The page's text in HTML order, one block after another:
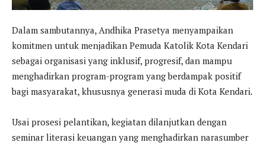
Dalam sambutannya, Andhika Prasetya menyampaikan
komitmen untuk menjadikan Pemuda Katolik Kota Kendari
sebagai organisasi yang inklusif, progresif, dan mampu
menghadirkan program-program yang berdampak positif
bagi masyarakat, khususnya generasi muda di Kota Kendari.
Usai prosesi pelantikan, kegiatan dilanjutkan dengan
seminar literasi keuangan yang menghadirkan narasumber